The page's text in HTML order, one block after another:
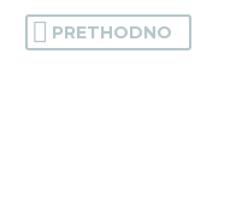
PRETHODNO